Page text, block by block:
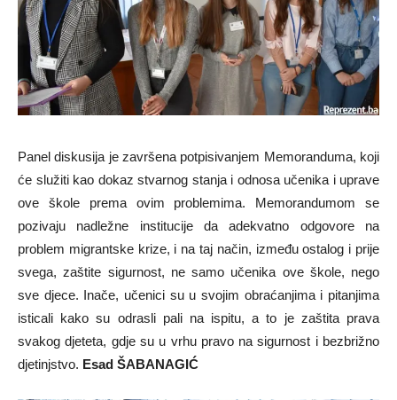
Panel diskusija je završena potpisivanjem Memoranduma, koji
će služiti kao dokaz stvarnog stanja i odnosa učenika i uprave
ove škole prema ovim problemima. Memorandumom se
pozivaju nadležne institucije da adekvatno odgovore na
problem migrantske krize, i na taj način, između ostalog i prije
svega, zaštite sigurnost, ne samo učenika ove škole, nego
sve djece. Inače, učenici su u svojim obraćanjima i pitanjima
isticali kako su odrasli pali na ispitu, a to je zaštita prava
svakog djeteta, gdje su u vrhu pravo na sigurnost i bezbrižno
djetinjstvo. Esad ŠABANAGIĆ